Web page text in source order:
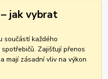
jak vybrat
součástí každého
Zajišťují přenos
mají zásadní vliv na výkon